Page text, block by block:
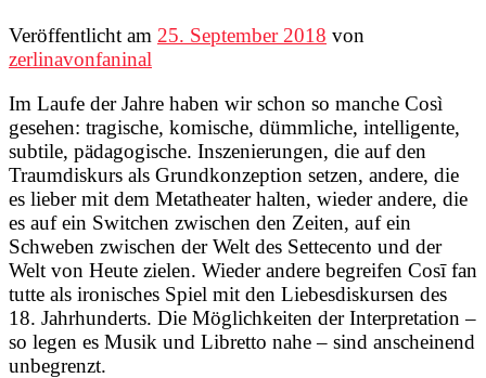
Veröffentlicht am 25. September 2018 von
zerlinavonfaninal
Im Laufe der Jahre haben wir schon so manche Così
gesehen: tragische, komische, dümmliche, intelligente,
subtile, pädagogische. Inszenierungen, die auf den
Traumdiskurs als Grundkonzeption setzen, andere, die
es lieber mit dem Metatheater halten, wieder andere, die
es auf ein Switchen zwischen den Zeiten, auf ein
Schweben zwischen der Welt des Settecento und der
Welt von Heute zielen. Wieder andere begreifen Cosī fan
tutte als ironisches Spiel mit den Liebesdiskursen des
18. Jahrhunderts. Die Möglichkeiten der Interpretation –
so legen es Musik und Libretto nahe – sind anscheinend
unbegrenzt.